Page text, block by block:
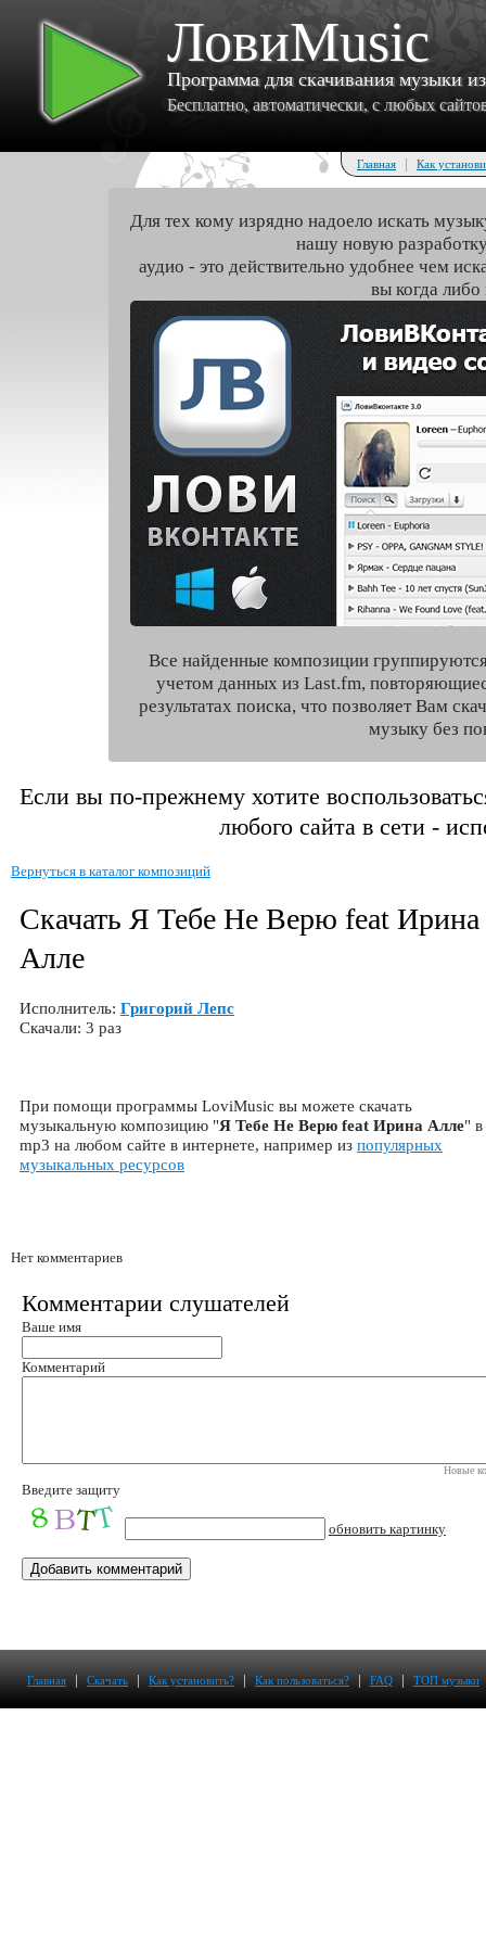
ЛовиMusic
Программа для скачивания музыки
Бесплатно, автоматически, с любых
Главная | Как
Для тех кому изрядно надоело искать
нашу новую
аудио - это действительно удобнее чем
вы когда либо
Все найденные композиции
учетом данных из Last.fm,
результатах поиска, что позволяет Вам
музыку без
Если вы по-прежнему хотите
любого сайта в сети -
Вернуться в каталог композиций
Скачать Я Тебе Не Верю feat Ирина
Алле
Исполнитель: Григорий Лепс
Скачали: 3 раз
При помощи программы LoviMusic вы можете скачать
музыкальную композицию "Я Тебе Не Верю feat Ирина Алле" в
mp3 на любом сайте в интернете, например из популярных
музыкальных ресурсов
Нет комментариев
Комментарии слушателей
Ваше имя
Комментарий
Новые
Введите защиту
обновить картинку
Главная | Скачать | Как установить? | Как пользоваться? | FAQ | ТОП музыки